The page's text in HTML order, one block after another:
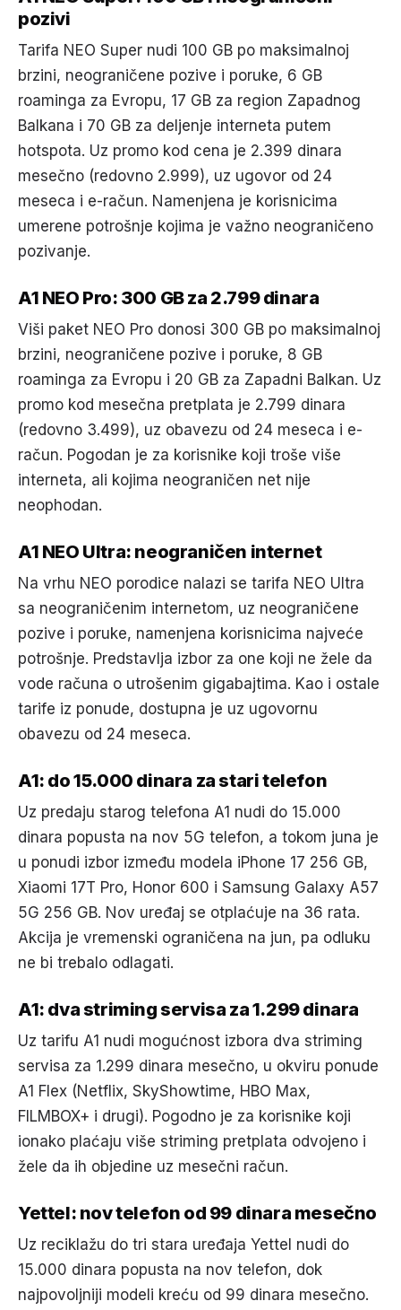
pozivi
Tarifa NEO Super nudi 100 GB po maksimalnoj
brzini, neograničene pozive i poruke, 6 GB
roaminga za Evropu, 17 GB za region Zapadnog
Balkana i 70 GB za deljenje interneta putem
hotspota. Uz promo kod cena je 2.399 dinara
mesečno (redovno 2.999), uz ugovor od 24
meseca i e-račun. Namenjena je korisnicima
umerene potrošnje kojima je važno neograničeno
pozivanje.
A1 NEO Pro: 300 GB za 2.799 dinara
Viši paket NEO Pro donosi 300 GB po maksimalnoj
brzini, neograničene pozive i poruke, 8 GB
roaminga za Evropu i 20 GB za Zapadni Balkan. Uz
promo kod mesečna pretplata je 2.799 dinara
(redovno 3.499), uz obavezu od 24 meseca i e-
račun. Pogodan je za korisnike koji troše više
interneta, ali kojima neograničen net nije
neophodan.
A1 NEO Ultra: neograničen internet
Na vrhu NEO porodice nalazi se tarifa NEO Ultra
sa neograničenim internetom, uz neograničene
pozive i poruke, namenjena korisnicima najveće
potrošnje. Predstavlja izbor za one koji ne žele da
vode računa o utrošenim gigabajtima. Kao i ostale
tarife iz ponude, dostupna je uz ugovornu
obavezu od 24 meseca.
A1: do 15.000 dinara za stari telefon
Uz predaju starog telefona A1 nudi do 15.000
dinara popusta na nov 5G telefon, a tokom juna je
u ponudi izbor između modela iPhone 17 256 GB,
Xiaomi 17T Pro, Honor 600 i Samsung Galaxy A57
5G 256 GB. Nov uređaj se otplaćuje na 36 rata.
Akcija je vremenski ograničena na jun, pa odluku
ne bi trebalo odlagati.
A1: dva striming servisa za 1.299 dinara
Uz tarifu A1 nudi mogućnost izbora dva striming
servisa za 1.299 dinara mesečno, u okviru ponude
A1 Flex (Netflix, SkyShowtime, HBO Max,
FILMBOX+ i drugi). Pogodno je za korisnike koji
ionako plaćaju više striming pretplata odvojeno i
žele da ih objedine uz mesečni račun.
Yettel: nov telefon od 99 dinara mesečno
Uz reciklažu do tri stara uređaja Yettel nudi do
15.000 dinara popusta na nov telefon, dok
najpovoljniji modeli kreću od 99 dinara mesečno.